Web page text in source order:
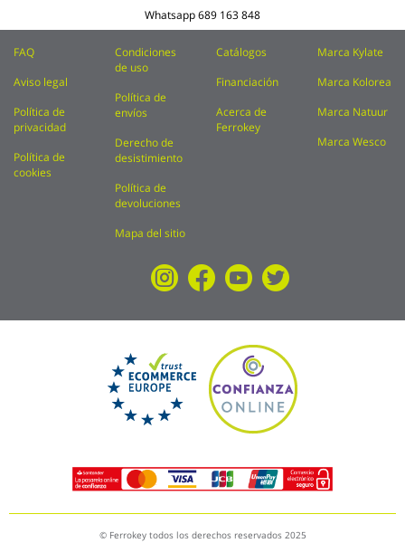
Whatsapp689 163 848
FAQ
Aviso legal
Política de
privacidad
Política de
cookies
Condiciones
de uso
Política de
envíos
Derecho de
desistimiento
Política de
devoluciones
Mapa del sitio
Catálogos
Financiación
Acerca de
Ferrokey
Marca Kylate
Marca Kolorea
Marca Natuur
Marca Wesco
© Ferrokey todos los derechos reservados 2025